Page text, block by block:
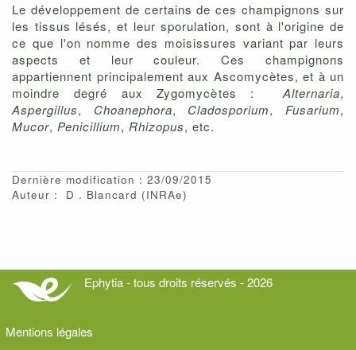
Le développement de certains de ces champignons sur
les tissus lésés, et leur sporulation, sont à l'origine de
ce que l'on nomme des moisissures variant par leurs
aspects et leur couleur. Ces champignons
appartiennent principalement aux Ascomycètes, et à un
moindre degré aux Zygomycètes :Alternaria,
Aspergillus, Choanephora, Cladosporium,Fusarium,
Mucor, Penicillium, Rhizopus, etc.
Dernière modification : 23/09/2015
Auteur :
D Blancard (INRAe)
Ephytia - tous droits réservés - 2026
Mentions légales